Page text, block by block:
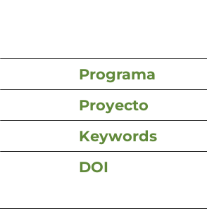
Programa
Proyecto
Keywords
DOI